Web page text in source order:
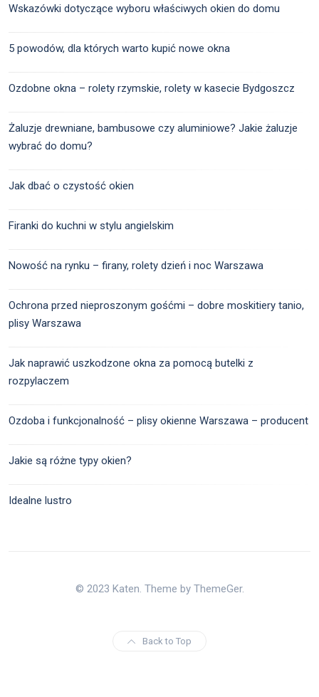
Wskazówki dotyczące wyboru właściwych okien do domu
5 powodów, dla których warto kupić nowe okna
Ozdobne okna – rolety rzymskie, rolety w kasecie Bydgoszcz
Żaluzje drewniane, bambusowe czy aluminiowe? Jakie żaluzje
wybrać do domu?
Jak dbać o czystość okien
Firanki do kuchni w stylu angielskim
Nowość na rynku – firany, rolety dzień i noc Warszawa
Ochrona przed nieproszonym gośćmi – dobre moskitiery tanio,
plisy Warszawa
Jak naprawić uszkodzone okna za pomocą butelki z
rozpylaczem
Ozdoba i funkcjonalność – plisy okienne Warszawa – producent
Jakie są różne typy okien?
Idealne lustro
© 2023 Katen. Theme by ThemeGer.
Back to Top